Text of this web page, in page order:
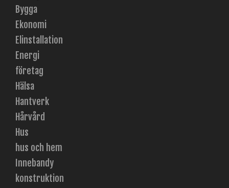
Bygga
Ekonomi
Elinstallation
Energi
företag
Hälsa
Hantverk
Hårvård
Hus
hus och hem
Innebandy
konstruktion